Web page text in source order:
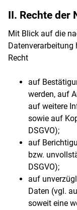
II. Rechte der
Mit Blick auf die
Datenverarbeitung
Recht
auf
werden, auf
auf weitere
sowie auf
DSGVO);
auf
bzw.
DSGVO);
auf
Daten (vgl.
soweit eine